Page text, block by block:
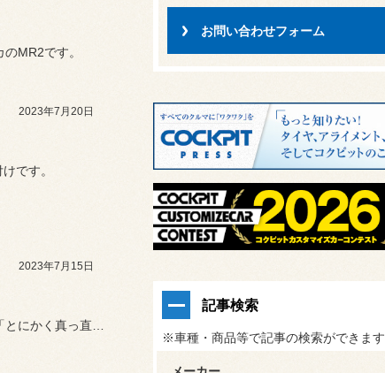
MR2です。
2023年7月20日
です。
2023年7月15日
お問い合わせフォーム
記事検索
※車種・商品等で記事の検索ができます